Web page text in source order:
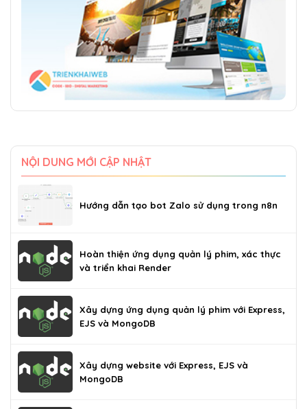
NỘI DUNG MỚI CẬP NHẬT
Hướng dẫn tạo bot Zalo sử dụng trong n8n
Hoàn thiện ứng dụng quản lý phim, xác thực
và triển khai Render
Xây dựng ứng dụng quản lý phim với Express,
EJS và MongoDB
Xây dựng website với Express, EJS và
MongoDB